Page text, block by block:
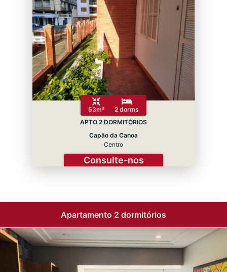
53m²
2 dorms
APTO 2 DORMITÓRIOS
Capão da Canoa
Centro
Consulte-nos
Apartamento 2 dormitórios